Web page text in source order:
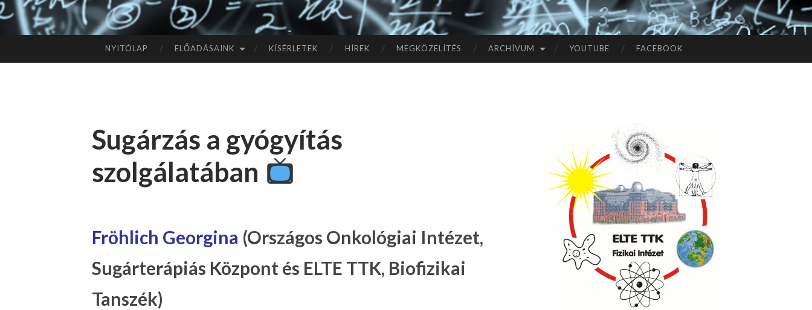
TÓ
L A
Intézetében
A
NYITÓLAP ELŐADÁSAINK KÍSÉRLETEK HÍREK MEGKÖZELÍTÉS ARCHÍVUM YOUTUBE FACEBOOK
Sugárzás a gyógyítás
szolgálatában
Fröhlich Georgina (Országos Onkológiai Intézet,
Sugárterápiás Központ és ELTE TTK, Biofizikai
Tanszék)